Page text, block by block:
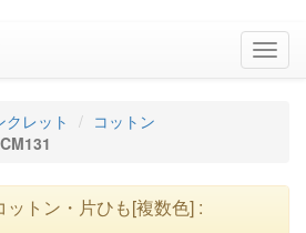
クレット
コットン
トン・片ひも[複数色] :